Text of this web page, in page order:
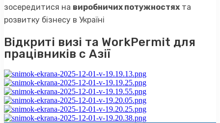
зосередитися на виробничих потужностях та
розвитку бізнесу в Україні
Відкриті визі та WorkPermit для
працівників с Азії